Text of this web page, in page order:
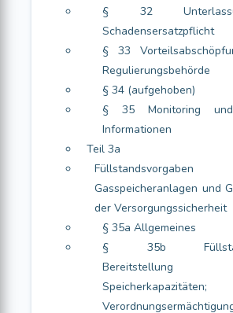
§ 32
Schadensersatzpflicht
§ 33
Regulierungsbehörde
§ 34 (aufgehoben)
§ 35 Monitoring und
Informationen
Teil 3a
Gasspeicheranlagen und
der Versorgungssicherheit
§ 35a Allgemeines
§ 35b
Bereitstellung
Speicherkapazitäten;